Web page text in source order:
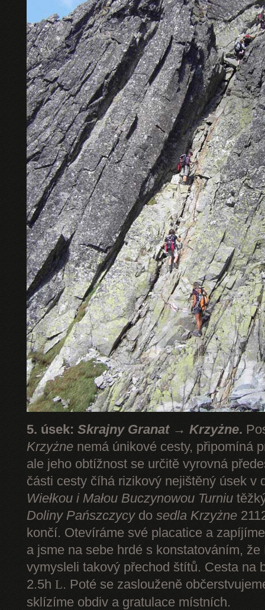
5. úsek: Skrajny Granat → Krzyżne.
Krzyżne nemá únikové cesty, připomíná
ale jeho obtížnost se určitě vyrovná
části cesty číhá rizikový nejištěný úsek v
Wiełkou i Małou Buczynowou Turniu
Doliny Pańszczycydo sedla Krzyżne
končí. Otevíráme své placatice a
a jsme na sebe hrdé s konstatováním,
vymysleli takový přechod štítů. Cesta na
2.5h L. Poté se zaslouženě
sklízíme obdiv a gratulace místních.